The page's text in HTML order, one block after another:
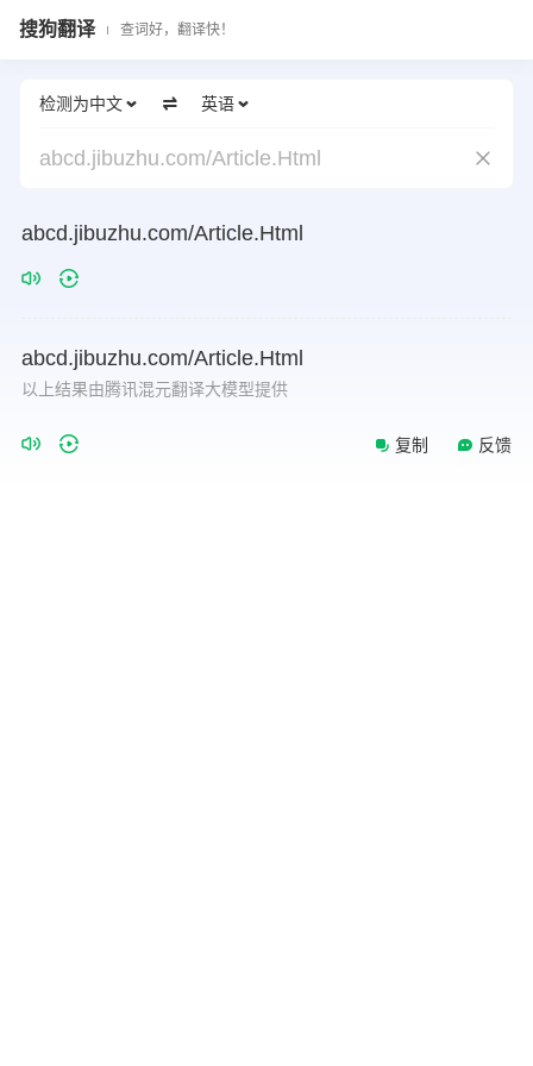
搜狗翻译 查词好，翻译快！
检测为中文 英语
abcd.jibuzhu.com/Article.Html
abcd.jibuzhu.com/Article.Html
abcd.jibuzhu.com/Article.Html
以上结果由腾讯混元翻译大模型提供
复制 反馈